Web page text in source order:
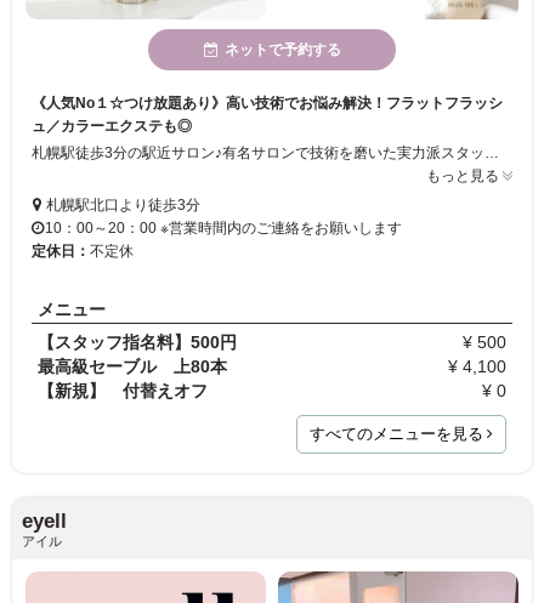
ネットで予約する
《人気No１☆つけ放題あり》高い技術でお悩み解決！フラットフラッシ
ュ／カラーエクステも◎
もっと見る
札幌駅北口より徒歩3分
10：00～20：00 ※営業時間内のご連絡をお願いします
定休日： 不定休
メニュー
【スタッフ指名料】500円
¥ 500
最高級セーブル 上80本
¥ 4,100
【新規】 付替えオフ
¥ 0
すべてのメニューを見る
eyell
アイル